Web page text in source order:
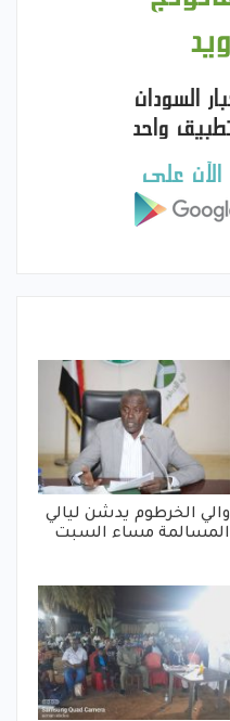
والي الخرطوم يدشن ليالي
المسالمة مساء السبت